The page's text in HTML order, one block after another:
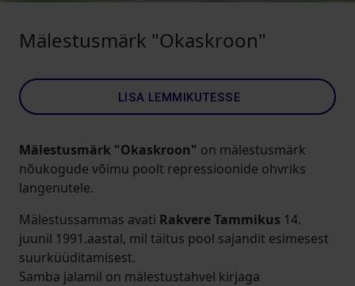
Mälestusmärk "Okaskroon"
LISA LEMMIKUTESSE
Mälestusmärk "Okaskroon" on mälestusmärk
nõukogude võimu poolt repressioonide ohvriks
langenutele.
Mälestussammas avati Rakvere Tammikus 14.
juunil 1991.aastal, mil täitus pool sajandit esimesest
suurküüditamisest.
Samba jalamil on mälestustahvel kirjaga